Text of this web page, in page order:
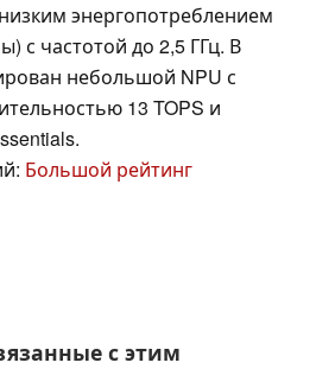
энергопотреблением
с частотой до 2,5 ГГц. В
небольшой NPU с
13 TOPS и
Большой рейтинг
с этим